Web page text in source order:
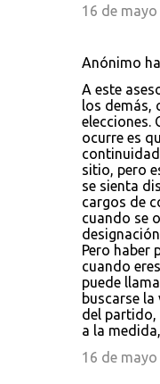
16 de
Anónimo
A este
los demás,
elecciones.
ocurre es
sitio, pero
se sienta
cargos de
cuando se
Pero haber
cuando
puede
buscarse
del partido,
a la
16 de